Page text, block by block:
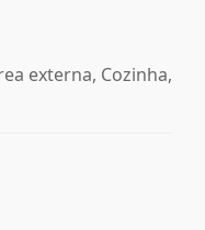
externa, Cozinha,